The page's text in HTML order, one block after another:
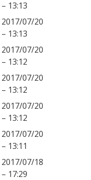
– 13:13
2017/07/20
– 13:13
2017/07/20
– 13:12
2017/07/20
– 13:12
2017/07/20
– 13:12
2017/07/20
– 13:11
2017/07/18
– 17:29